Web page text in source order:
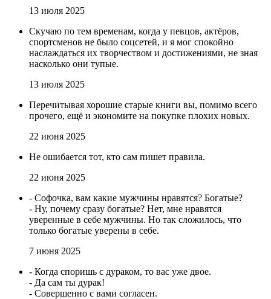
13 июля 2025
Скучаю по тем временам, когда у певцов, актёров,
спортсменов не было соцсетей, и я мог спокойно
наслаждаться их творчеством и достижениями, не зная
насколько они тупые.
13 июля 2025
Перечитывая хорошие старые книги вы, помимо всего
прочего, ещё и экономите на покупке плохих новых.
22 июня 2025
Не ошибается тот, кто сам пишет правила.
22 июня 2025
- Софочка, вам какие мужчины нравятся? Богатые?
- Ну, почему сразу богатые? Нет, мне нравятся
уверенные в себе мужчины. Но так сложилось, что
только богатые уверены в себе.
7 июня 2025
- Когда споришь с дураком, то вас уже двое.
- Да сам ты дурак!
- Совершенно с вами согласен.